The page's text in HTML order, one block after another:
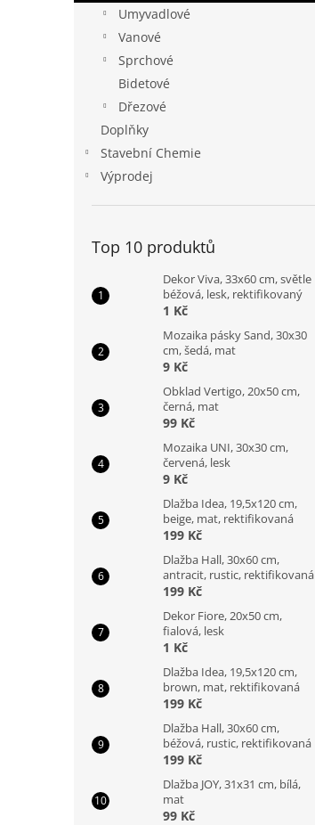
Umyvadlové
Vanové
Sprchové
Bidetové
Dřezové
Doplňky
Stavební Chemie
Výprodej
Top 10 produktů
Dekor Viva, 33x60 cm, světle
béžová, lesk, rektifikovaný
1 Kč
Mozaika pásky Sand, 30x30
cm, šedá, mat
9 Kč
Obklad Vertigo, 20x50 cm,
černá, mat
99 Kč
Mozaika UNI, 30x30 cm,
červená, lesk
9 Kč
Dlažba Idea, 19,5x120 cm,
beige, mat, rektifikovaná
199 Kč
Dlažba Hall, 30x60 cm,
antracit, rustic, rektifikovaná
199 Kč
Dekor Fiore, 20x50 cm,
fialová, lesk
1 Kč
Dlažba Idea, 19,5x120 cm,
brown, mat, rektifikovaná
199 Kč
Dlažba Hall, 30x60 cm,
béžová, rustic, rektifikovaná
199 Kč
Dlažba JOY, 31x31 cm, bílá,
mat
99 Kč